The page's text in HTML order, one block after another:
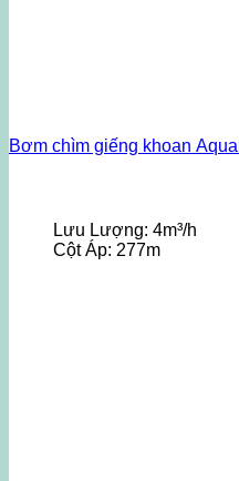
Bơm chìm giếng khoan
Lưu Lượng: 4m³/h
Cột Áp: 277m